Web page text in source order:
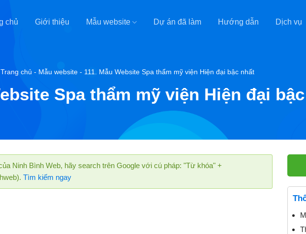
chủ Giới thiệu Mẫu website Dự án đã làm Hướng dẫn Dịch vụ
Trang chủ - Mẫu website - 111. Mẫu Website Spa thẩm mỹ viện Hiện đại bậc nhất
Spa thẩm mỹ viện Hiện đại
Ninh Bình Web, hãy search trên Google với cú pháp: "Từ khóa" +
Tìm kiếm ngay